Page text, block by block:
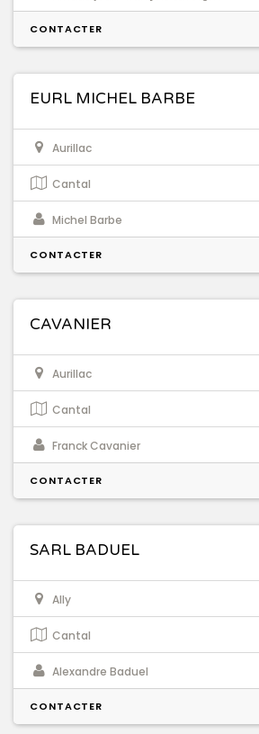
CONTACTER
EURL MICHEL BARBE
Aurillac
Cantal
Michel Barbe
CONTACTER
CAVANIER
Aurillac
Cantal
Franck Cavanier
CONTACTER
SARL BADUEL
Ally
Cantal
Alexandre Baduel
CONTACTER